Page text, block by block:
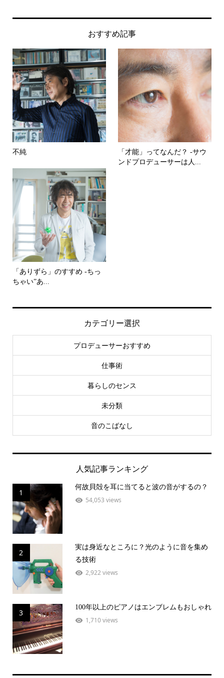
おすすめ記事
不純
「才能」ってなんだ？ -サウ
ンドプロデューサーは人...
「ありずら」のすすめ -ちっ
ちゃい”あ...
カテゴリー選択
プロデューサーおすすめ
仕事術
暮らしのセンス
未分類
音のこばなし
人気記事ランキング
1
何故貝殻を耳に当てると波の音がするの？
54,053 views
2
実は身近なところに？光のように音を集め
る技術
2,922 views
3
100年以上のピアノはエンブレムもおしゃれ
1,710 views